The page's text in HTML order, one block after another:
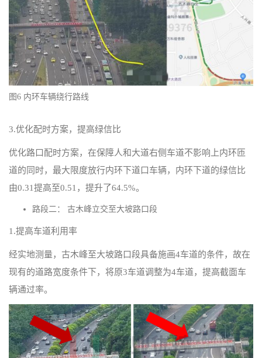
图6 内环车辆绕行路线
3.优化配时方案，提高绿信比
优化路口配时方案，在保障人和大道右侧车道不影响上内环匝
道的同时，最大限度放行内环下道口车辆，内环下道的绿信比
由0.31提高至0.51，提升了64.5%。
路段二： 古木峰立交至大坡路口段
1.提高车道利用率
经实地测量，古木峰至大坡路口段具备施画4车道的条件，故在
现有的道路宽度条件下，将原3车道调整为4车道，提高截面车
辆通过率。